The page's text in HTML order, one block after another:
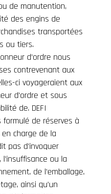
de manutention,
des engins de
transportées
ou tiers.
d’ordre nous
contrevenant aux
ci voyageraient aux
d’ordre et sous
de. DEFI
formulé de réserves à
charge de la
pas d’invoquer
ou la
de l’emballage,
ainsi qu’un